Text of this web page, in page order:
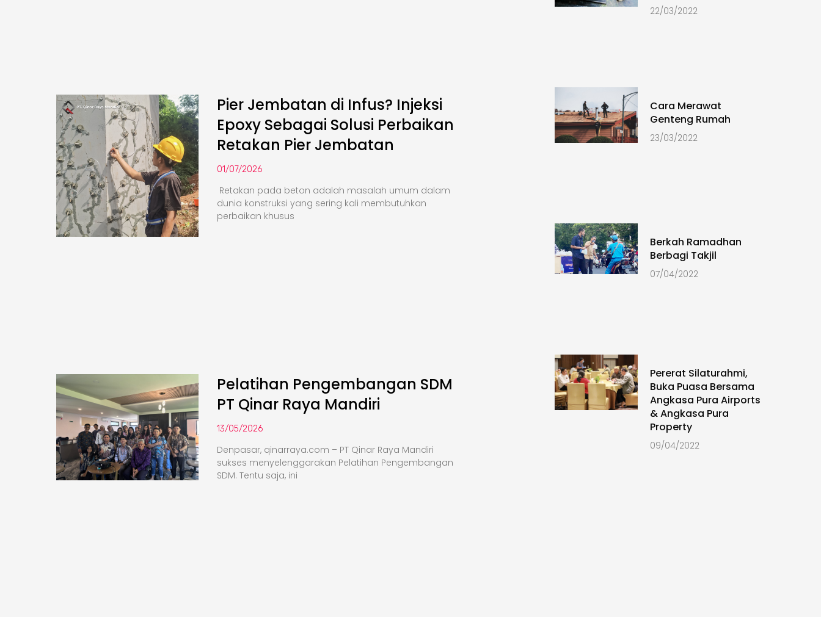
Pier Jembatan di Infus? Injeksi
Epoxy Sebagai Solusi Perbaikan
Retakan Pier Jembatan
01/07/2026
Retakan pada beton adalah masalah umum dalam
dunia konstruksi yang sering kali membutuhkan
perbaikan khusus
Pelatihan Pengembangan SDM
PT Qinar Raya Mandiri
13/05/2026
Denpasar, qinarraya.com – PT Qinar Raya Mandiri
sukses menyelenggarakan Pelatihan Pengembangan
SDM. Tentu saja, ini
22/03/2022
Cara Merawat
Genteng Rumah
23/03/2022
Berkah Ramadhan
Berbagi Takjil
07/04/2022
Pererat Silaturahmi,
Buka Puasa Bersama
Angkasa Pura Airports
& Angkasa Pura
Property
09/04/2022